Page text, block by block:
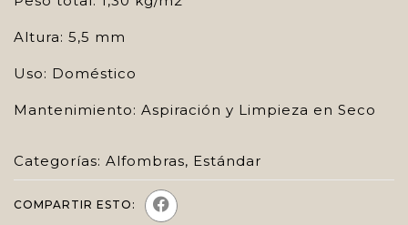
Altura: 5,5 mm
Uso: Doméstico
Mantenimiento: Aspiración y Limpieza en Seco
Categorías: Alfombras, Estándar
COMPARTIR ESTO: